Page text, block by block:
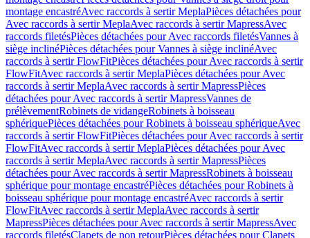
montage encastréAvec raccords à sertir MeplaPièces détachées pour
Avec raccords à sertir MeplaAvec raccords à sertir MapressAvec
raccords filetésPièces détachées pour Avec raccords filetésVannes à
siège inclinéPièces détachées pour Vannes à siège inclinéAvec
raccords à sertir FlowFitPièces détachées pour Avec raccords à sertir
FlowFitAvec raccords à sertir MeplaPièces détachées pour Avec
raccords à sertir MeplaAvec raccords à sertir MapressPièces
détachées pour Avec raccords à sertir MapressVannes de
prélèvementRobinets de vidangeRobinets à boisseau
sphériquePièces détachées pour Robinets à boisseau sphériqueAvec
raccords à sertir FlowFitPièces détachées pour Avec raccords à sertir
FlowFitAvec raccords à sertir MeplaPièces détachées pour Avec
raccords à sertir MeplaAvec raccords à sertir MapressPièces
détachées pour Avec raccords à sertir MapressRobinets à boisseau
sphérique pour montage encastréPièces détachées pour Robinets à
boisseau sphérique pour montage encastréAvec raccords à sertir
FlowFitAvec raccords à sertir MeplaAvec raccords à sertir
MapressPièces détachées pour Avec raccords à sertir MapressAvec
raccords filetésClapets de non retourPièces détachées pour Clapets